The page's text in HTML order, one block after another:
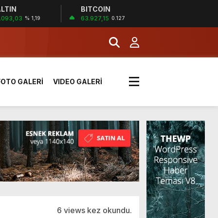
% 1,19
BITCOIN
63.927,15 0.127
yük kazaya neden oldu
paylaştı
GALERİ VIDEO GALERİ
6 views kez okundu.